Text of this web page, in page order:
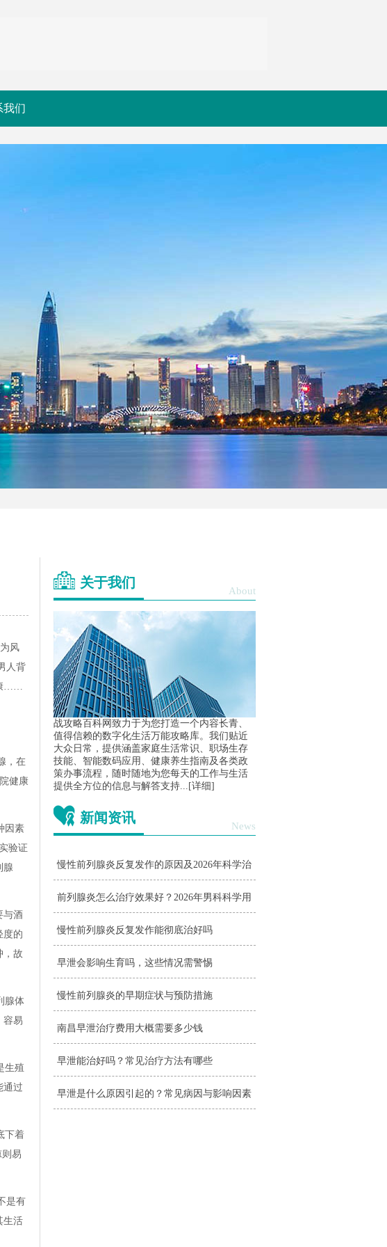
我们
风
人背
……
，在
健康
因素
验证
腺
与酒
度的
，故
腺体
容易
生殖
通过
下着
易
是有
生活
关于我们
About
战攻略百科网致力于为您打造一个内容长青、
值得信赖的数字化生活万能攻略库。我们贴近
大众日常，提供涵盖家庭生活常识、职场生存
技能、智能数码应用、健康养生指南及各类政
策办事流程，随时随地为您每天的工作与生活
提供全方位的信息与解答支持... [详细]
新闻资讯
News
慢性前列腺炎反复发作的原因及2026年科学治
疗与护理指南
前列腺炎怎么治疗效果好？2026年男科科学用
药与日常护理指南
慢性前列腺炎反复发作能彻底治好吗
早泄会影响生育吗，这些情况需警惕
慢性前列腺炎的早期症状与预防措施
南昌早泄治疗费用大概需要多少钱
早泄能治好吗？常见治疗方法有哪些
早泄是什么原因引起的？常见病因与影响因素